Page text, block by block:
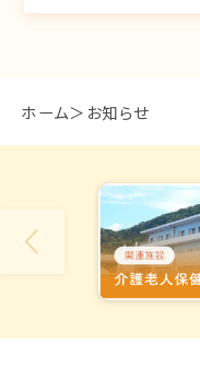
ホーム お知らせ